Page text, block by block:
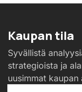
Kaupan tila
Syvällistä
strategioista ja
uusimmat